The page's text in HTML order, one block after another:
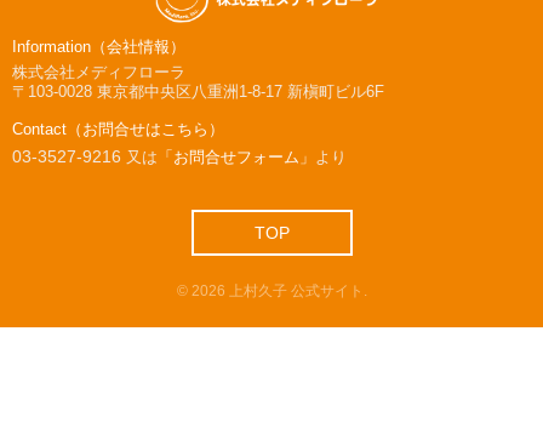
Information（会社情報）
株式会社メディフローラ
〒103-0028 東京都中央区八重洲1-8-17 新槇町ビル6F
Contact（お問合せはこちら）
03-3527-9216 又は 「お問合せフォーム」 より
TOP
© 2026 上村久子 公式サイト .